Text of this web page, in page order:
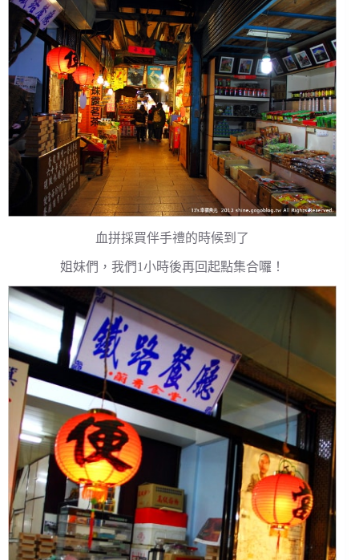
血拼採買伴手禮的時候到了
姐妹們，我們1小時後再回起點集合囉！